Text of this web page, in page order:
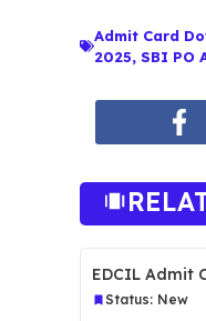
Admit Card
2025, SBI PO
EDCIL Admit
Status: New